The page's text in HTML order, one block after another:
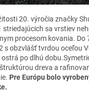
20. výročia značky
striedajúcich sa vrstiev
procesom kovania. Do
s obzvlášť tvrdou oceľou
po dlhú
dreva a
Pre Európu bolo